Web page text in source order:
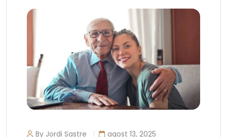
By Jordi Sastre agost 13, 2025